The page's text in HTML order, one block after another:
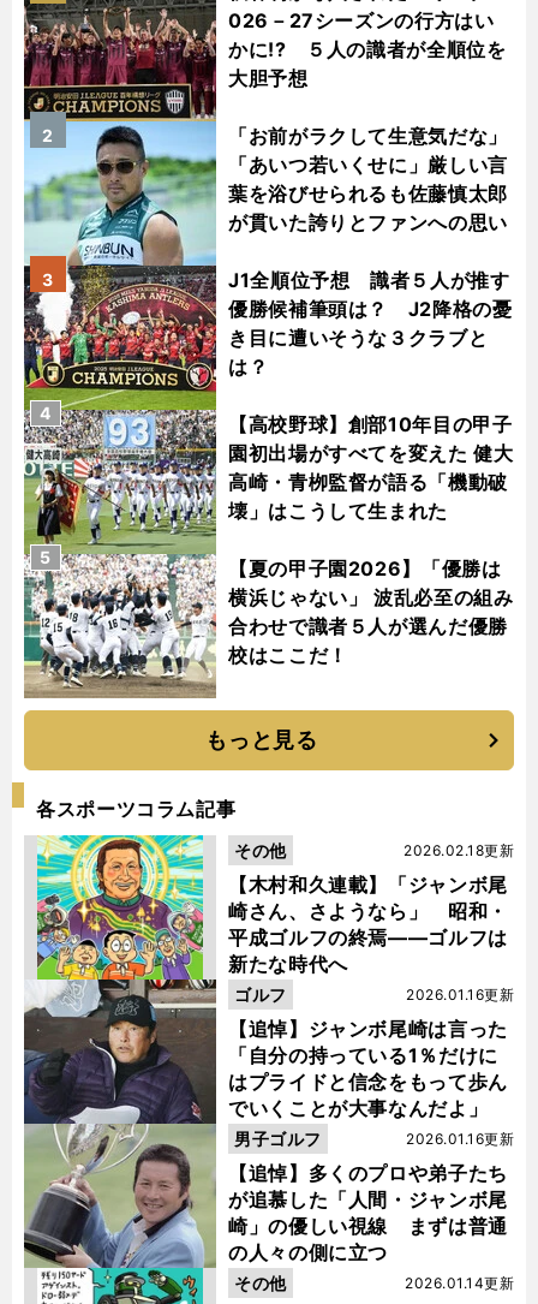
026－27シーズンの行方はい
かに!? ５人の識者が全順位を
大胆予想
「お前がラクして生意気だな」
「あいつ若いくせに」厳しい言
葉を浴びせられるも佐藤慎太郎
が貫いた誇りとファンへの思い
2
J1全順位予想 識者５人が推す
優勝候補筆頭は？ J2降格の憂
き目に遭いそうな３クラブと
は？
3
【高校野球】創部10年目の甲子
園初出場がすべてを変えた 健大
高崎・青栁監督が語る「機動破
壊」はこうして生まれた
4
【夏の甲子園2026】「優勝は
横浜じゃない」 波乱必至の組み
合わせで識者５人が選んだ優勝
校はここだ！
5
もっと見る
各スポーツコラム記事
【木村和久連載】「ジャンボ尾
崎さん、さようなら」 昭和・
平成ゴルフの終焉――ゴルフは
新たな時代へ
2026.02.18更新
その他
【追悼】ジャンボ尾崎は言った
「自分の持っている1％だけに
はプライドと信念をもって歩ん
でいくことが大事なんだよ」
2026.01.16更新
ゴルフ
【追悼】多くのプロや弟子たち
が追慕した「人間・ジャンボ尾
崎」の優しい視線 まずは普通
の人々の側に立つ
2026.01.16更新
男子ゴルフ
2026.01.14更新
その他